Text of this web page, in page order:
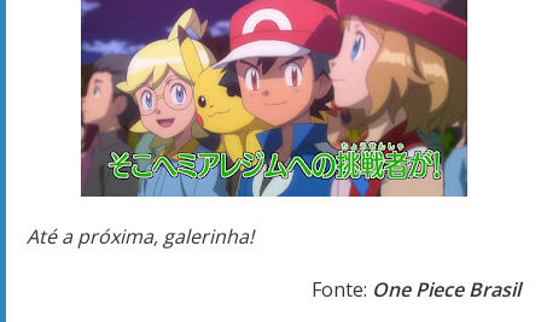
Até a próxima, galerinha!
Fonte: One Piece Brasil